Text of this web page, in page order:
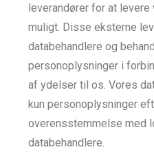
leverandører for at
muligt. Disse eksterne
databehandlere og
personoplysninger i
af ydelser til os. Vores
kun personoplysninger
overensstemmelse med
databehandlere.